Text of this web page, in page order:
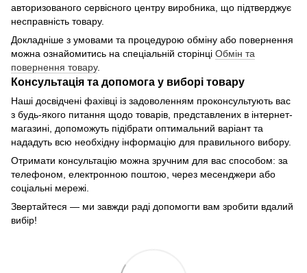
авторизованого сервісного центру виробника, що підтверджує
несправність товару.
Докладніше з умовами та процедурою обміну або повернення
можна ознайомитись на спеціальній сторінці Обмін та
повернення товару.
Консультація та допомога у виборі товару
Наші досвідчені фахівці із задоволенням проконсультують вас
з будь-якого питання щодо товарів, представлених в інтернет-
магазині, допоможуть підібрати оптимальний варіант та
нададуть всю необхідну інформацію для правильного вибору.
Отримати консультацію можна зручним для вас способом: за
телефоном, електронною поштою, через месенджери або
соціальні мережі.
Звертайтеся — ми завжди раді допомогти вам зробити вдалий
вибір!